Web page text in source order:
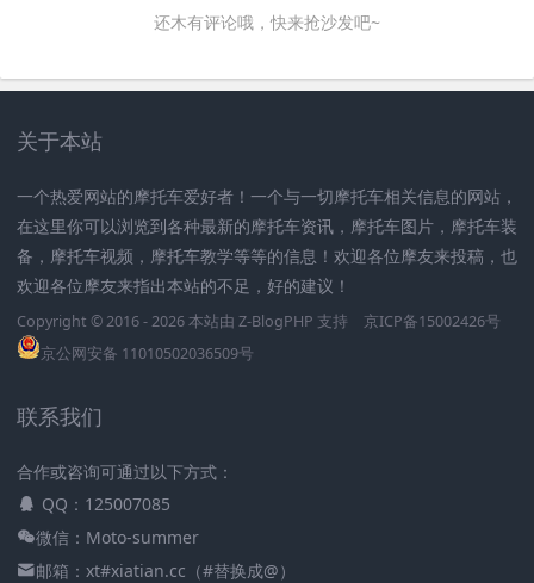
还木有评论哦，快来抢沙发吧~
关于本站
一个热爱网站的摩托车爱好者！一个与一切摩托车相关信息的网站，
在这里你可以浏览到各种最新的摩托车资讯，摩托车图片，摩托车装
备，摩托车视频，摩托车教学等等的信息！欢迎各位摩友来投稿，也
欢迎各位摩友来指出本站的不足，好的建议！
Copyright © 2016 - 2026 本站由 Z-BlogPHP 支持
京ICP备15002426号
京公网安备 11010502036509号
联系我们
合作或咨询可通过以下方式：
QQ：125007085
微信：Moto-summer
邮箱：xt#xiatian.cc（#替换成@）